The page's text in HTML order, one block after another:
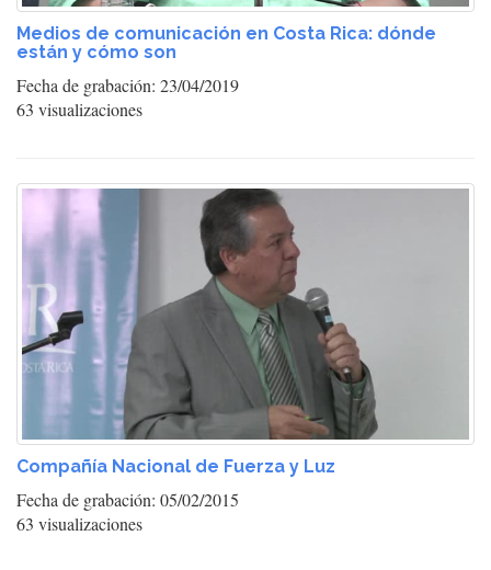
Medios de comunicación en Costa Rica: dónde
están y cómo son
Fecha de grabación: 23/04/2019
63 visualizaciones
Compañía Nacional de Fuerza y Luz
Fecha de grabación: 05/02/2015
63 visualizaciones